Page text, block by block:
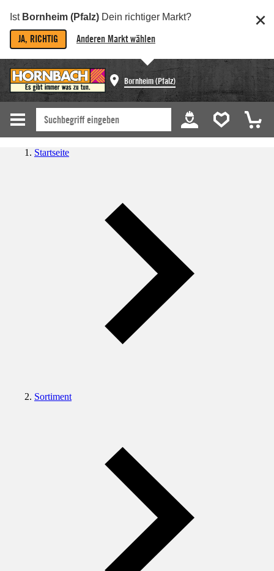
Ist Bornheim (Pfalz) Dein richtiger Markt?
JA, RICHTIG Anderen Markt wählen
Bornheim (Pfalz)
Startseite
Sortiment